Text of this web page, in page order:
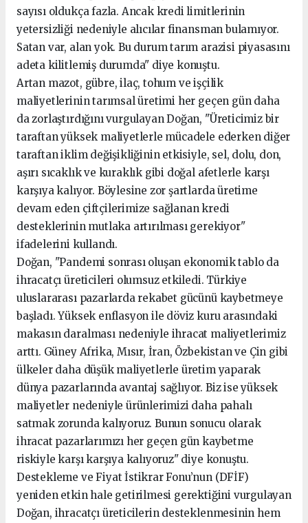
sayısı oldukça fazla. Ancak kredi limitlerinin
yetersizliği nedeniyle alıcılar finansman bulamıyor.
Satan var, alan yok. Bu durum tarım arazisi piyasasını
adeta kilitlemiş durumda" diye konuştu.
Artan mazot, gübre, ilaç, tohum ve işçilik
maliyetlerinin tarımsal üretimi her geçen gün daha
da zorlaştırdığını vurgulayan Doğan, "Üreticimiz bir
taraftan yüksek maliyetlerle mücadele ederken diğer
taraftan iklim değişikliğinin etkisiyle, sel, dolu, don,
aşırı sıcaklık ve kuraklık gibi doğal afetlerle karşı
karşıya kalıyor. Böylesine zor şartlarda üretime
devam eden çiftçilerimize sağlanan kredi
desteklerinin mutlaka artırılması gerekiyor"
ifadelerini kullandı.
Doğan, "Pandemi sonrası oluşan ekonomik tablo da
ihracatçı üreticileri olumsuz etkiledi. Türkiye
uluslararası pazarlarda rekabet gücünü kaybetmeye
başladı. Yüksek enflasyon ile döviz kuru arasındaki
makasın daralması nedeniyle ihracat maliyetlerimiz
arttı. Güney Afrika, Mısır, İran, Özbekistan ve Çin gibi
ülkeler daha düşük maliyetlerle üretim yaparak
dünya pazarlarında avantaj sağlıyor. Biz ise yüksek
maliyetler nedeniyle ürünlerimizi daha pahalı
satmak zorunda kalıyoruz. Bunun sonucu olarak
ihracat pazarlarımızı her geçen gün kaybetme
riskiyle karşı karşıya kalıyoruz" diye konuştu.
Destekleme ve Fiyat İstikrar Fonu’nun (DFİF)
yeniden etkin hale getirilmesi gerektiğini vurgulayan
Doğan, ihracatçı üreticilerin desteklenmesinin hem